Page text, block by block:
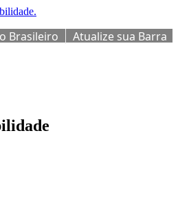
Brasileiro
Atualize sua Barra